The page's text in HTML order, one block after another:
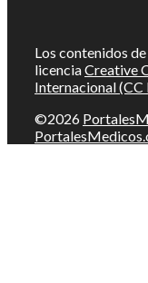
Los contenidos
licenciaCreative
Internacional (CC
©2026